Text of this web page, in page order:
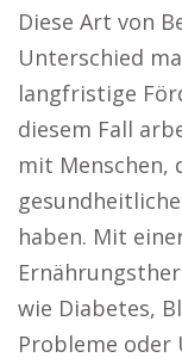
Diese Art von
Unterschied
langfristige
diesem Fall
mit Menschen,
haben. Mit
wie Diabetes,
Probleme